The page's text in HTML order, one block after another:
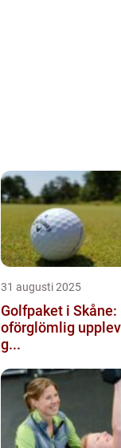
31 augusti 2025
Golfpaket i Skåne:
oförglömlig
g...